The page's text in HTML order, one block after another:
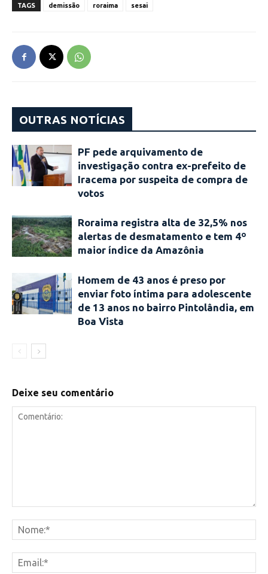
TAGS demissão roraima sesai
OUTRAS NOTÍCIAS
PF pede arquivamento de
investigação contra ex-prefeito de
Iracema por suspeita de compra de
votos
Roraima registra alta de 32,5% nos
alertas de desmatamento e tem 4º
maior índice da Amazônia
Homem de 43 anos é preso por
enviar foto íntima para adolescente
de 13 anos no bairro Pintolândia, em
Boa Vista
Deixe seu comentário